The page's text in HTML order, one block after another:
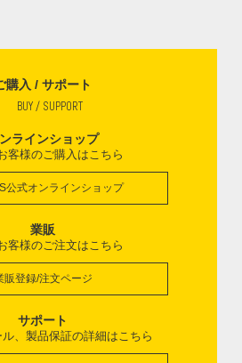
購入 / サポート
BUY / SUPPORT
ラインショップ
客様のご購入はこちら
公式オンラインショップ
業販
客様のご注文はこちら
販登録/注文ページ
サポート
、製品保証の詳細はこちら